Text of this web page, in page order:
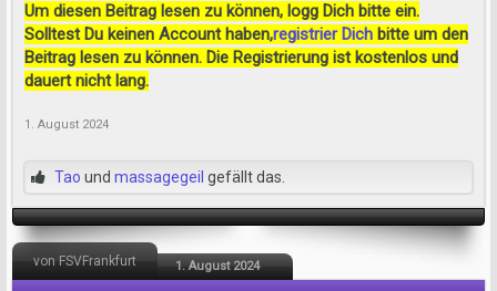
Um diesen Beitrag lesen zu können, logg Dich bitte ein.
Solltest Du keinen Account haben,registrier Dich bitte um den
Beitrag lesen zu können. Die Registrierung ist kostenlos und
dauert nicht lang.
1. August 2024
Tao und massagegeil gefällt das.
von FSVFrankfurt 1. August 2024